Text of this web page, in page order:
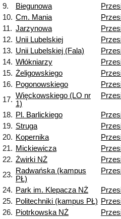
9. Biegunowa
10. Cm. Mania
11. Jarzynowa
12. Unii Lubelskiej
13. Unii Lubelskiej (Fala)
14. Włókniarzy
15. Żeligowskiego
16. Pogonowskiego
17. Więckowskiego (LO nr
1)
18. Pl. Barlickiego
19. Struga
20. Kopernika
21. Mickiewicza
22. Żwirki NŻ
23. Radwańska (kampus
PŁ)
24. Park im. Klepacza NŻ
25. Politechniki (kampus PŁ)
26. Piotrkowska NŻ